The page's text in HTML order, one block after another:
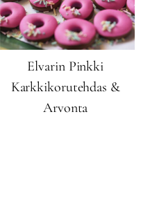
Elvarin Pinkki
Karkkikorutehdas &
Arvonta